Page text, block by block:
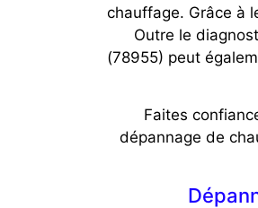
chauffage. Grâce à
Outre le
(78955) peut
Faites
dépannage de